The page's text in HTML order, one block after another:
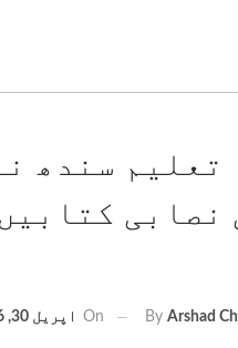
تعلیم سندھ
نصابی
By Arshad
On اپریل 30, 2026